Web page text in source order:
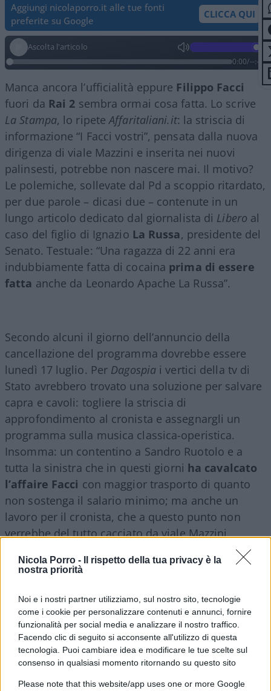
Nicola Porro -
Il rispetto della tua privacy è la
nostra priorità
Noi e i nostri partner utilizziamo, sul nostro sito, tecnologie
come i cookie per personalizzare contenuti e annunci, fornire
funzionalità per social media e analizzare il nostro traffico.
Facendo clic di seguito si acconsente all'utilizzo di questa
tecnologia. Puoi cambiare idea e modificare le tue scelte sul
consenso in qualsiasi momento ritornando su questo sito
Please note that this website/app uses one or more Google
Aggiungi nicolaporro.it alle tue fonti
preferite su Google
CLICCA QUI
Ascolta l'articolo
0:00/--:--
Manca ancora l’ufficialità eppure Filippo Facci
fuori da Rai 2 sembra ormai cosa fatta. Lo scrive
La Stampa, lo ripeteAffaritaliani.it: la striscia di
informazione “I Facci vostri”, pensata dalla nuova
dirigenza di viale Mazzini e inserita nei nuovi
palinsesti, potrebbe non nascere mai. Il motivo?
Le polemiche, sollevate dal Pd a scoppio ritardato,
per due parole – dicasi due – contenute in un
lungo articolo dedicato dal giornalista di Libero al
caso del figlio di Ignazio La Russa, presidente del
Senato. Testuale: “Una ragazza di 22 anni era
indubbiamente fatta di cocaina prima di essere
fatta anche da Leonardo Apache La Russa”.
Secondo alcuni il giorno dell’annuncio della
cancellazione del programma dovrebbe essere
lunedì 17 luglio. Per Dagospia i vertici della tv di
Stato avrebbero trovato una soluzione per salvare
capra e cavoli: togliere la striscia di
approfondimento al cronista e assegnargli un
programma sulla musica classica-operistica.
Insomma: un contentino a Sandro Ruotolo e a
tutta la sinistra che in questi giorni ha cavalcato
l’affaire Facci con maggior trasporto di quanto
non sostenga il salario minimo; ma anche un
lavoro per il cronista, che a questo punto non
verrebbe del tutto cacciato da viale Mazzini.
Per approfondire
La destra non ceda su Filippo Facci
Cosa dice Meloni del caso Facci
Perché difendo Filippo Facci
Caso La Russa, polemica inutile: ha ragione
Filippo Facci